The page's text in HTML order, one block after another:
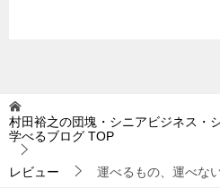
村田裕之の団塊・シニアビジネス・
学べるブログ TOP
レビュー 運べるもの、運べな